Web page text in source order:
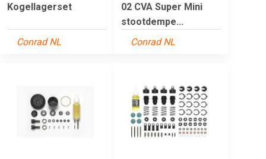
Kogellagerset
Conrad NL
02 CVA Super Mini
stootdempe...
Conrad NL